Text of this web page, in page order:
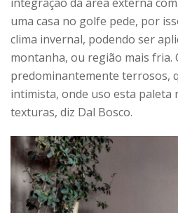
integração da área externa
uma casa no golfe pede, por
clima invernal, podendo ser
montanha, ou região mais fria.
predominantemente terrosos,
intimista, onde uso esta paleta
texturas, diz Dal Bosco.